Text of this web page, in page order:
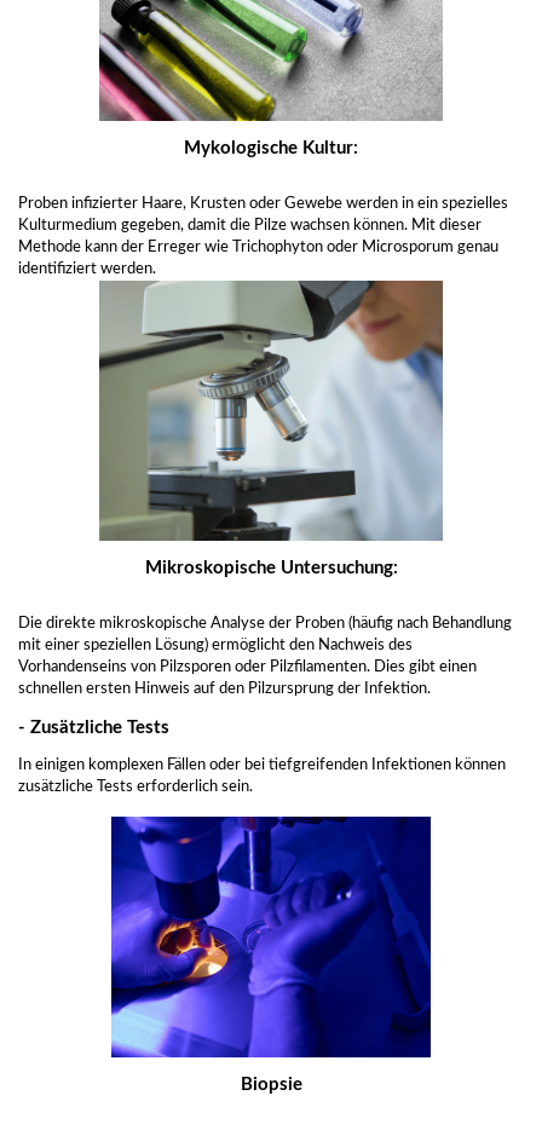
Mykologische Kultur:
Proben infizierter Haare, Krusten oder Gewebe werden in ein spezielles
Kulturmedium gegeben, damit die Pilze wachsen können. Mit dieser
Methode kann der Erreger wie Trichophyton oder Microsporum genau
identifiziert werden.
Mikroskopische Untersuchung:
Die direkte mikroskopische Analyse der Proben (häufig nach Behandlung
mit einer speziellen Lösung) ermöglicht den Nachweis des
Vorhandenseins von Pilzsporen oder Pilzfilamenten. Dies gibt einen
schnellen ersten Hinweis auf den Pilzursprung der Infektion.
- Zusätzliche Tests
In einigen komplexen Fällen oder bei tiefgreifenden Infektionen können
zusätzliche Tests erforderlich sein.
Biopsie